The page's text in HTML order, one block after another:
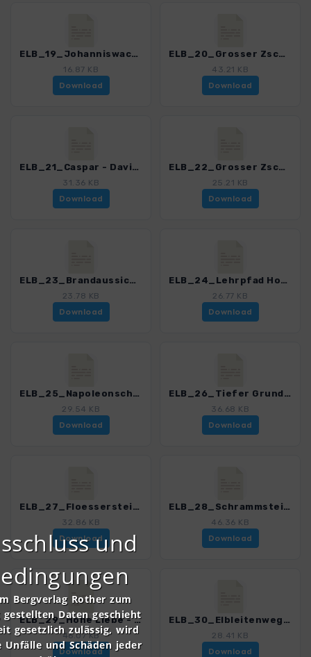
ELB_19_Johanniswacht ( Schweizermuehle )_4191_11.gpx
16.87 KB
Download
ELB_20_Grosser Zschirnstein_4191_11.gpx
43.21 KB
Download
ELB_21_Caspar - David - Friedrich - Weg_4191_11.gpx
31.36 KB
Download
ELB_22_Grosser Zschirnstein - Zirkelstein_4191_11.gpx
25.21 KB
Download
ELB_23_Brandaussicht - Polenztal_4191_11.gpx
23.78 KB
Download
ELB_24_Lehrpfad Hohenstein - Hockstein_4191_11.gpx
26.77 KB
Download
ELB_25_Napoleonschanze_4191_11.gpx
29.54 KB
Download
ELB_26_Tiefer Grund - Sebnitztal_4191_11.gpx
36.68 KB
Download
ELB_27_Floessersteig_4191_11.gpx
32.86 KB
Download
ELB_28_Schrammsteinausicht - Gr. Winterberg_4191_11.gpx
46.36 KB
Download
ELB_29_Hohe Liebe - Winterstein_4191_11.gpx
46.07 KB
Download
ELB_30_Elbleitenweg_4191_11.gpx
28.41 KB
Download
und
Bergverlag Rother zum
Daten geschieht
gesetzlich zulässig, wird
und Schäden jeder